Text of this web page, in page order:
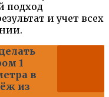
подход
и учет всех
1
в
из